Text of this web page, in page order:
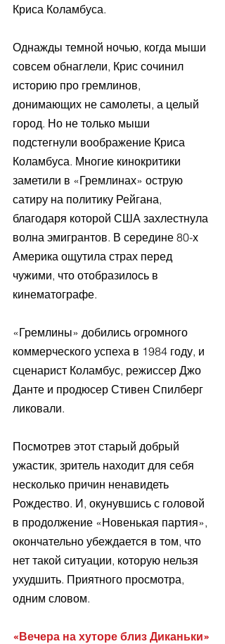
Криса Коламбуса.
Однажды темной ночью, когда мыши
совсем обнаглели, Крис сочинил
историю про гремлинов,
донимающих не самолеты, а целый
город. Но не только мыши
подстегнули воображение Криса
Коламбуса. Многие кинокритики
заметили в «Гремлинах» острую
сатиру на политику Рейгана,
благодаря которой США захлестнула
волна эмигрантов. В середине 80-х
Америка ощутила страх перед
чужими, что отобразилось в
кинематографе.
«Гремлины» добились огромного
коммерческого успеха в 1984 году, и
сценарист Коламбус, режиссер Джо
Данте и продюсер Стивен Спилберг
ликовали.
Посмотрев этот старый добрый
ужастик, зритель находит для себя
несколько причин ненавидеть
Рождество. И, окунувшись с головой
в продолжение «Новенькая партия»,
окончательно убеждается в том, что
нет такой ситуации, которую нельзя
ухудшить. Приятного просмотра,
одним словом.
«Вечера на хуторе близ Диканьки»